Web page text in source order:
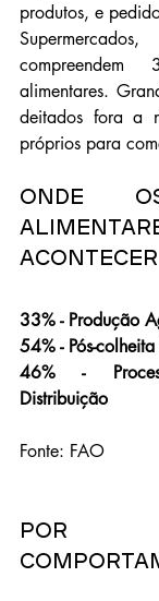
produtos, e
alimentares.
deitados fora a
próprios para
Onde
acontecer
33% - Produção
54% - Pós-
46% -
Distribuição
Fonte: FAO
Por